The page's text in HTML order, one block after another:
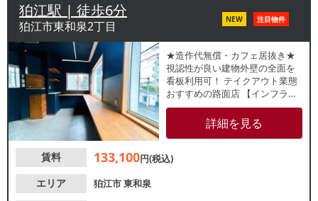
狛江駅 | 徒歩6分
狛江市東和泉2丁目 NEW 注目物件
★造作代無償・カフェ居抜き★
視認性が良い建物外壁の全面を
看板利用可！ テイクアウト業態
おすすめの路面店 【インフラ】
電灯：有 動力：無 ガス：2.5
号メーター（6号メーター迄設置
可） 水道：有 / 口径不明 【厨
【グリスト】無 【席数】カウン
詳細を見る
賃料 133,100円(税込)
エリア
狛江市東和泉